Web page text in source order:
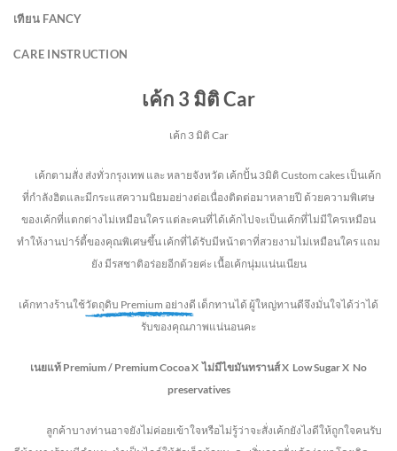
เทียน FANCY
CARE INSTRUCTION
เค้ก 3 มิติ Car
เค้ก 3 มิติ Car
เค้กตามสั่ง ส่งทั่วกรุงเทพ และ หลายจังหวัด เค้กปั้น 3มิติ Custom cakes เป็นเค้ก
ที่กำลังฮิตและมีกระแสความนิยมอย่างต่อเนื่องติดต่อมาหลายปี ด้วยความพิเศษ
ของเค้กที่แตกต่างไม่เหมือนใคร แต่ละคนที่ได้เค้กไปจะเป็นเค้กที่ไม่มีใครเหมือน
ทำให้งานปาร์ตี้ของคุณพิเศษขึ้น เค้กที่ได้รับมีหน้าตาที่สวยงามไม่เหมือนใคร แถม
ยัง มีรสชาติอร่อยอีกด้วยค่ะ เนื้อเค้กนุ่มแน่นเนียน
เค้กทางร้านใช้วัตถุดิบ Premium อย่างดี เด็กทานได้ ผู้ใหญ่ทานดีจึงมั่นใจได้ว่าได้
รับของคุณภาพแน่นอนคะ
เนยแท้ Premium / Premium CocoaX ไม่มีไขมันทรานส์X Low SugarX No
preservatives
ลูกค้าบางท่านอาจยังไม่ค่อยเข้าใจหรือไม่รู้ว่าจะสั่งเค้กยังไงดีให้ถูกใจคนรับ